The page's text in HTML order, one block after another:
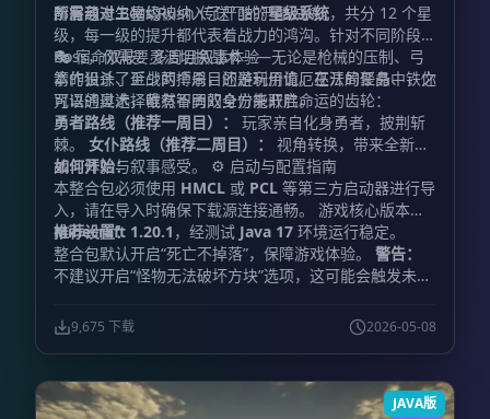
阶层与十二星级
都需通过 Boss Rush 传送门的严酷试炼。
所有敌对生物均被纳入了严酷的星级系统，共分 12 个星
级，每一级的提升都代表着战力的鸿沟。针对不同阶段的
Boss，你需要灵活切换战术——无论是枪械的压制、弓
箭的狙杀、近战的搏杀，还是利用诡厄巫法的聚晶、铁之
咒语的奥术，唯有智勇双全方能取胜。
🎭 宿命双岐：多周目叙事体验
本作设计了至少两个周目的游玩价值。在开局任务中，你
可以通过选择截然不同的身份来开启命运的齿轮：
勇者路线（推荐一周目）：
玩家亲自化身勇者，披荆斩
棘。 女仆路线（推荐二周目）：
视角转换，带来全新的
战斗体验与叙事感受。 ⚙️ 启动与配置指南
如何开始：
本整合包必须使用 HMCL 或 PCL 等第三方启动器进行导
入，请在导入时确保下载源连接通畅。 游戏核心版本为
Minecraft 1.20.1 ，经测试 Java 17 环境运行稳定。
推荐设置：
整合包默认开启“死亡不掉落”，保障游戏体验。 警告：
不建议开启“怪物无法破坏方块”选项，这可能会触发未知
MB 。请根据您的电脑配置酌情选择，切勿无脑拉高，过
高的内存分配可能导致游戏无法启动。
9,675 下载 2026-05-08
JAVA版